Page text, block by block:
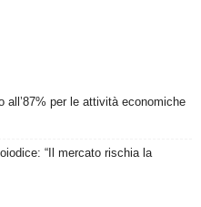
all’87% per le attività economiche
“Il mercato rischia la